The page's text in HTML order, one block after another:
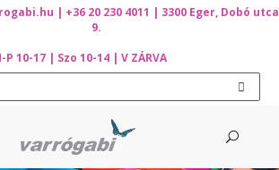
| +36 20 230 4011 | 3300 Eger, Dobó utca
9.
10-17 | Szo 10-14 | V ZÁRVA